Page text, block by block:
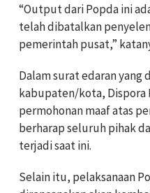
“Output dari Popda ini
telah dibatalkan
pemerintah pusat,”
Dalam surat edaran yang
kabupaten/kota, Dispora
permohonan maaf atas
berharap seluruh pihak
terjadi saat ini.
Selain itu, pelaksanaan